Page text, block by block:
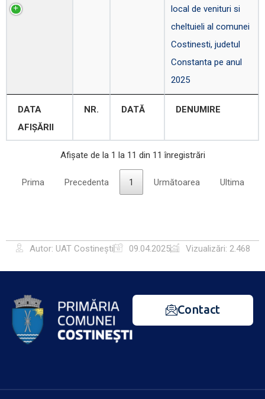
local de venituri si
cheltuieli al comunei
Costinesti, judetul
Constanta pe anul
2025
DATA
AFIȘĂRII
NR. DATĂ DENUMIRE
Afișate de la 1 la 11 din 11 înregistrări
Prima Precedenta 1 Următoarea Ultima
Autor: UAT Costinești 09.04.2025 Vizualizări: 2.468
Contact